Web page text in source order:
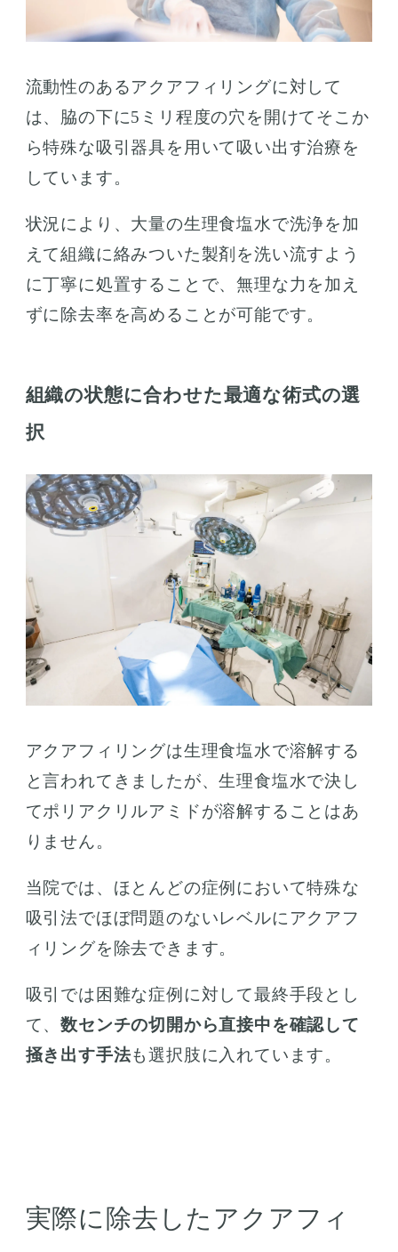
流動性のあるアクアフィリングに対して
は、脇の下に5ミリ程度の穴を開けてそこか
ら特殊な吸引器具を用いて吸い出す治療を
しています。
状況により、大量の生理食塩水で洗浄を加
えて組織に絡みついた製剤を洗い流すよう
に丁寧に処置することで、無理な力を加え
ずに除去率を高めることが可能です。
組織の状態に合わせた最適な術式の選
択
アクアフィリングは生理食塩水で溶解する
と言われてきましたが、生理食塩水で決し
てポリアクリルアミドが溶解することはあ
りません。
当院では、ほとんどの症例において特殊な
吸引法でほぼ問題のないレベルにアクアフ
ィリングを除去できます。
吸引では困難な症例に対して最終手段とし
て、数センチの切開から直接中を確認して
掻き出す手法も選択肢に入れています。
実際に除去したアクアフィ